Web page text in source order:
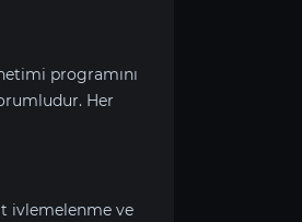
programını
Her
ivlemelenme ve